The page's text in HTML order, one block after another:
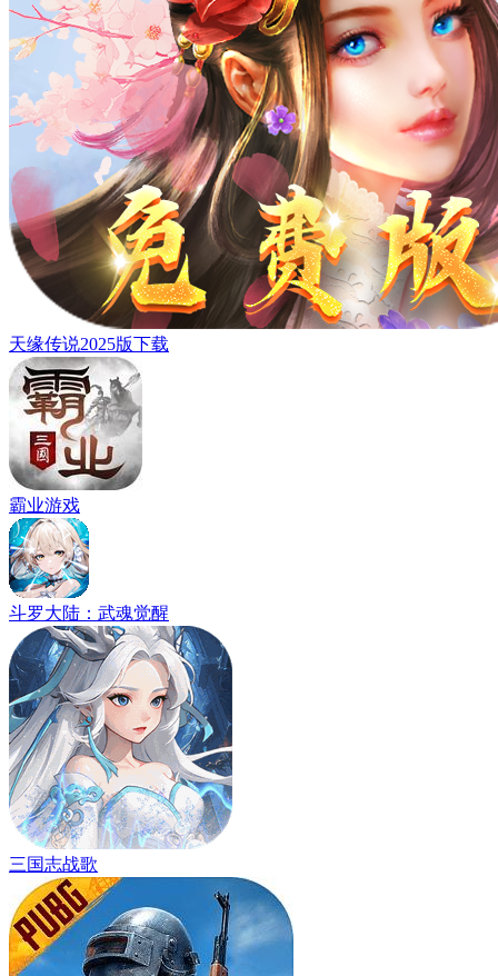
天缘传说2025版下载
霸业游戏
斗罗大陆：武魂觉醒
三国志战歌